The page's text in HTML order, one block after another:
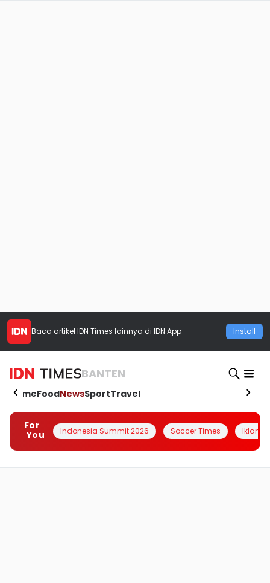
Baca artikel IDN Times lainnya di IDN App Install
BANTEN
HomeFoodNewsSportTravel
For
You
Indonesia Summit 2026 Soccer Times Iklanin